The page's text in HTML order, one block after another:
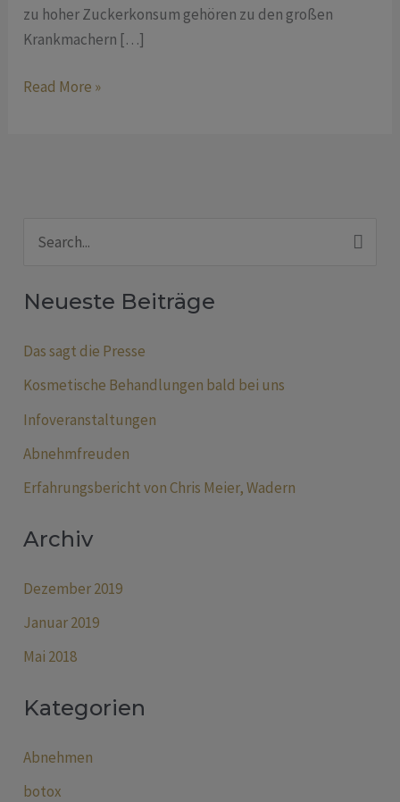
zu hoher Zuckerkonsum gehören zu den großen
Krankmachern […]
Read More »
c
n
a
c
:
Neueste Beiträge
Das sagt die Presse
Kosmetische Behandlungen bald bei uns
Infoveranstaltungen
Abnehmfreuden
Erfahrungsbericht von Chris Meier, Wadern
Archiv
Dezember 2019
Januar 2019
Mai 2018
Kategorien
Abnehmen
botox